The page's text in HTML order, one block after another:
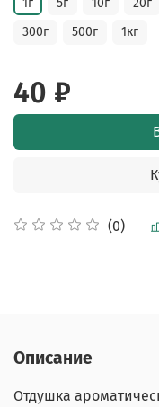
(0)
300г
500г 1кг
40 ₽
Описание
Отдушка